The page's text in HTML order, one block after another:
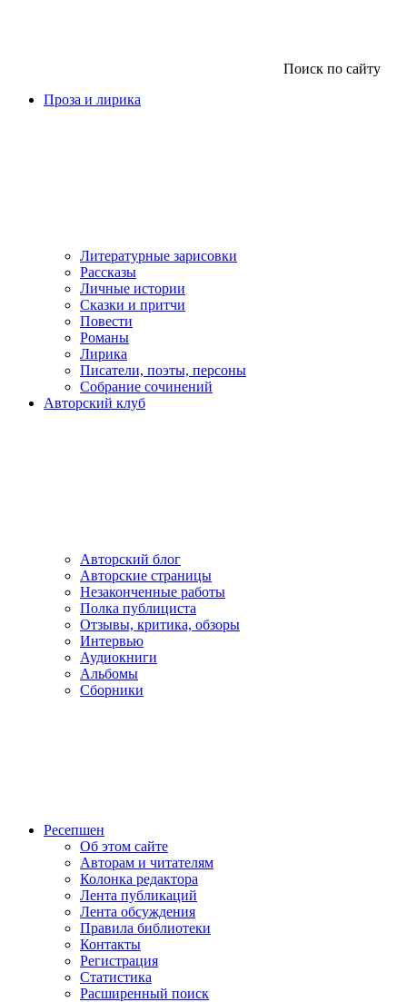
Поиск по сайту
Проза и лирика
Литературные зарисовки
Рассказы
Личные истории
Сказки и притчи
Повести
Романы
Лирика
Писатели, поэты, персоны
Собрание сочинений
Авторский клуб
Авторский блог
Авторские страницы
Незаконченные работы
Полка публициста
Отзывы, критика, обзоры
Интервью
Аудиокниги
Альбомы
Сборники
Ресепшен
Об этом сайте
Авторам и читателям
Колонка редактора
Лента публикаций
Лента обсуждения
Правила библиотеки
Контакты
Регистрация
Статистика
Расширенный поиск